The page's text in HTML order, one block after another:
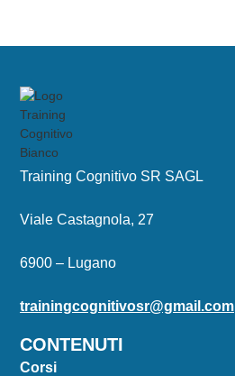
Training Cognitivo SR SAGL
Viale Castagnola, 27
6900 – Lugano
trainingcognitivosr@gmail.com
CONTENUTI
Corsi